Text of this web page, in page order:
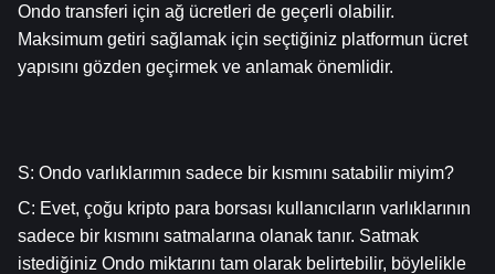
Ondo transferi için ağ ücretleri de geçerli olabilir.
Maksimum getiri sağlamak için seçtiğiniz platformun ücret
yapısını gözden geçirmek ve anlamak önemlidir.
S: Ondo varlıklarımın sadece bir kısmını satabilir miyim?
C: Evet, çoğu kripto para borsası kullanıcıların varlıklarının
sadece bir kısmını satmalarına olanak tanır. Satmak
istediğiniz Ondo miktarını tam olarak belirtebilir, böylelikle